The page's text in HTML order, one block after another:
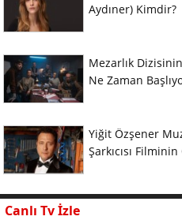
Aydıner) Kimdir?
Mezarlık
Ne Zaman
Yiğit Özşener
Şarkıcısı
Canlı Tv İzle